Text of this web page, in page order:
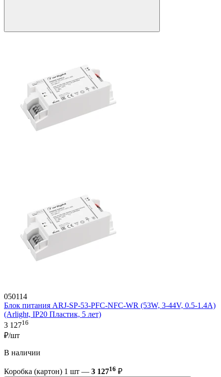
050114
Блок питания ARJ-SP-53-PFC-NFC-WR (53W, 3-44V, 0.5-1.4A)
(Arlight, IP20 Пластик, 5 лет)
3 12716
₽/шт
В наличии
Коробка (картон) 1 шт — 3 12716 ₽